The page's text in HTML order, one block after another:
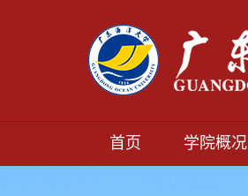
首页 学院概况